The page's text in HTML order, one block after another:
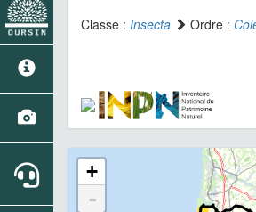
Classe : Insecta Ordre :
+
-